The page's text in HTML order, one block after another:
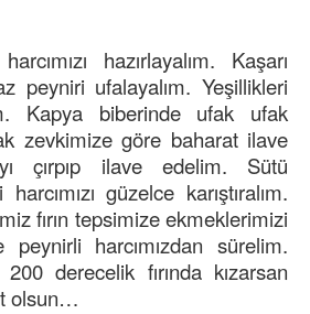
hazırlayalım. Kaşarı
peyniri ufalayalım. Yeşillikleri
Kapya biberinde ufak ufak
zevkimize göre baharat ilave
çırpıp ilave edelim. Sütü
güzelce karıştıralım.
fırın tepsimize ekmeklerimizi
harcımızdan sürelim.
200 derecelik fırında kızarsan
olsun…